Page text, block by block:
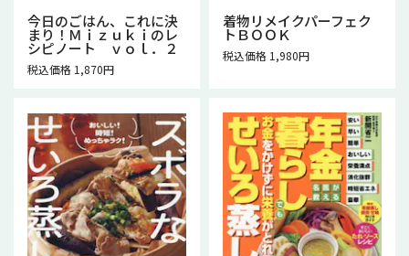
今日のごはん、これに決
まり！Ｍｉｚｕｋｉのレ
シピノート ｖｏｌ．２
税込価格 1,870円
着物リメイクパーフェク
トＢＯＯＫ
税込価格 1,980円